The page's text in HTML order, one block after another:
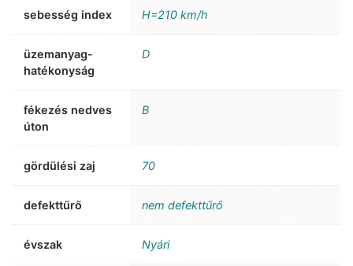
sebesség index H=210 km/h
üzemanyag-
hatékonyság
D
fékezés nedves
úton
B
gördülési zaj 70
defekttűrő nem defekttűrő
évszak Nyári